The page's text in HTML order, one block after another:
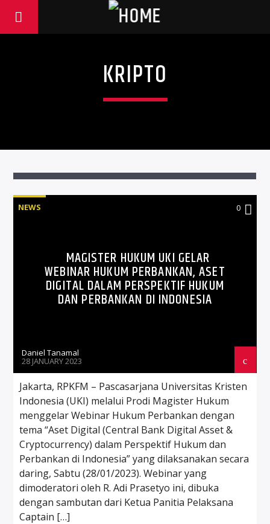
KRIPTO
NEWS 0
MAGISTER HUKUM UKI GELAR
WEBINAR HUKUM PERBANKAN, ASET
DIGITAL DALAM PERSPEKTIF HUKUM
DAN PERBANKAN DI INDONESIA
Daniel Tanamal
28 JANUARY 2023
Jakarta, RPKFM – Pascasarjana Universitas Kristen
Indonesia (UKI) melalui Prodi Magister Hukum
menggelar Webinar Hukum Perbankan dengan
tema “Aset Digital (Central Bank Digital Asset &
Cryptocurrency) dalam Perspektif Hukum dan
Perbankan di Indonesia” yang dilaksanakan secara
daring, Sabtu (28/01/2023). Webinar yang
dimoderatori oleh R. Adi Prasetyo ini, dibuka
dengan sambutan dari Ketua Panitia Pelaksana
Captain […]